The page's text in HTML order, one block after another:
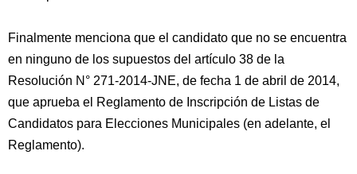
Finalmente menciona que el candidato que no se encuentra
en ninguno de los supuestos del artículo 38 de la
Resolución N° 271-2014-JNE, de fecha 1 de abril de 2014,
que aprueba el Reglamento de Inscripción de Listas de
Candidatos para Elecciones Municipales (en adelante, el
Reglamento).